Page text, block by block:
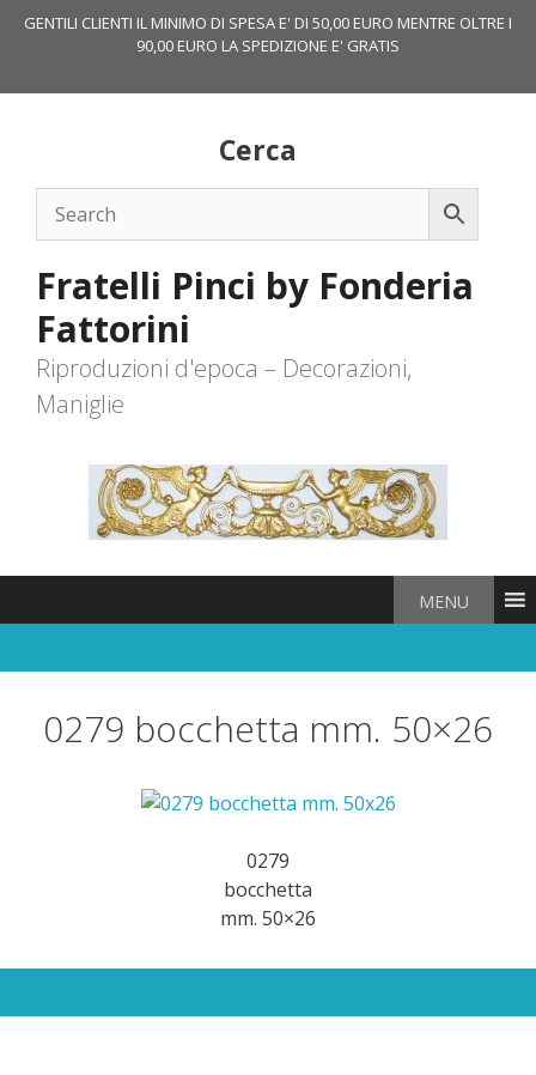
GENTILI CLIENTI IL MINIMO DI SPESA E' DI 50,00 EURO MENTRE OLTRE I
90,00 EURO LA SPEDIZIONE E' GRATIS
Cerca
Fratelli Pinci by Fonderia
Fattorini
Riproduzioni d'epoca – Decorazioni,
Maniglie
MENU
0279 bocchetta mm. 50×26
0279
bocchetta
mm. 50×26